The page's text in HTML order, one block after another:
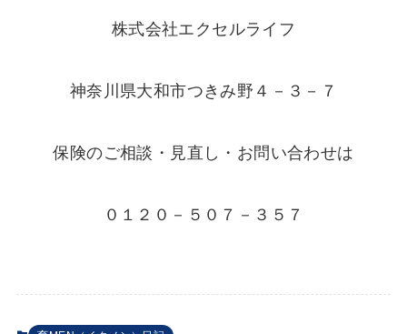
株式会社エクセルライフ
神奈川県大和市つきみ野４－３－７
保険のご相談・見直し・お問い合わせは
０１２０－５０７－３５７